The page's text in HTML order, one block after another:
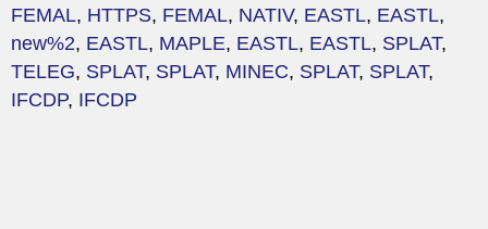
FEMAL, HTTPS, FEMAL, NATIV, EASTL, EASTL,
new%2, EASTL, MAPLE, EASTL, EASTL, SPLAT,
TELEG, SPLAT, SPLAT, MINEC, SPLAT, SPLAT,
IFCDP, IFCDP